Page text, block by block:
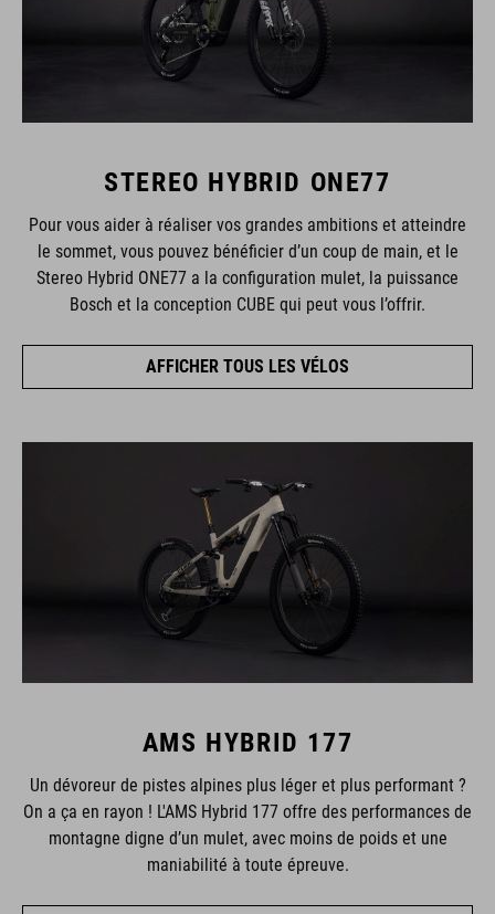
STEREO HYBRID ONE77
Pour vous aider à réaliser vos grandes ambitions et atteindre
le sommet, vous pouvez bénéficier d’un coup de main, et le
Stereo Hybrid ONE77 a la configuration mulet, la puissance
Bosch et la conception CUBE qui peut vous l’offrir.
AFFICHER TOUS LES VÉLOS
AMS HYBRID 177
Un dévoreur de pistes alpines plus léger et plus performant ?
On a ça en rayon ! L'AMS Hybrid 177 offre des performances de
montagne digne d’un mulet, avec moins de poids et une
maniabilité à toute épreuve.